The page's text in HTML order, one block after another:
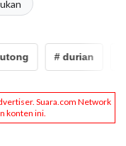
# durian